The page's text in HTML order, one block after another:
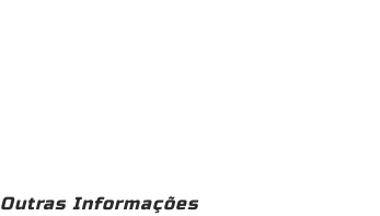
Outras Informações